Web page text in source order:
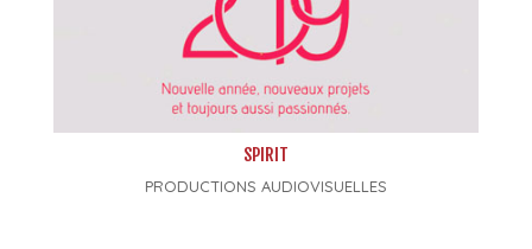
SPIRIT
PRODUCTIONS AUDIOVISUELLES